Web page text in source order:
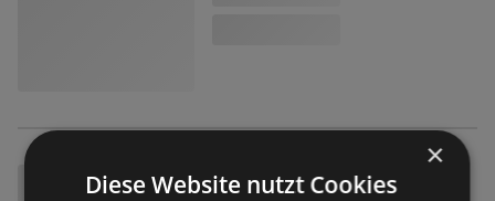
×
Diese Website nutzt Cookies